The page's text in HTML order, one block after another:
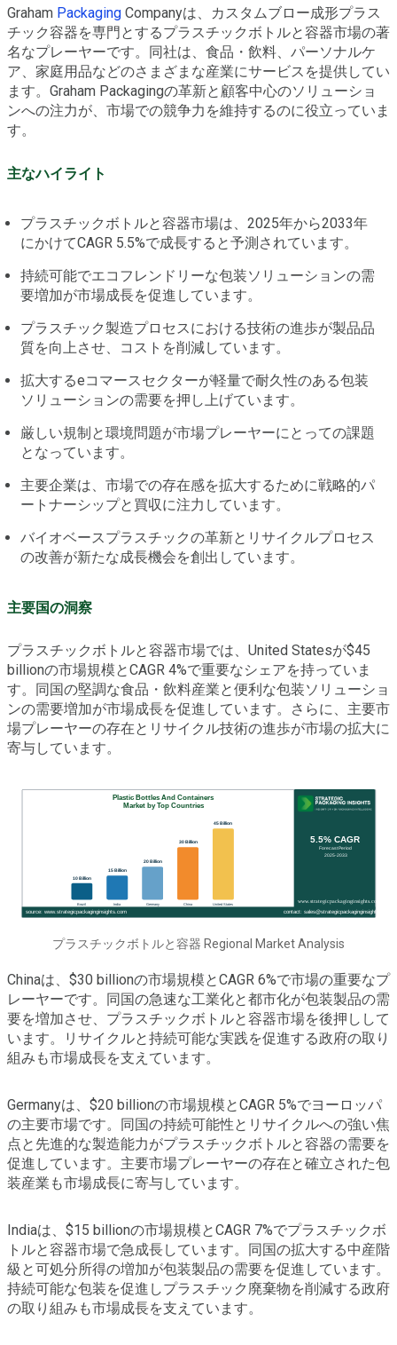
Graham Packaging Companyは、カスタムブロー成形プラス
チック容器を専門とするプラスチックボトルと容器市場の著
名なプレーヤーです。同社は、食品・飲料、パーソナルケ
ア、家庭用品などのさまざまな産業にサービスを提供してい
ます。Graham Packagingの革新と顧客中心のソリューショ
ンへの注力が、市場での競争力を維持するのに役立っていま
す。
主なハイライト
プラスチックボトルと容器市場は、2025年から2033年
にかけてCAGR 5.5%で成長すると予測されています。
持続可能でエコフレンドリーな包装ソリューションの需
要増加が市場成長を促進しています。
プラスチック製造プロセスにおける技術の進歩が製品品
質を向上させ、コストを削減しています。
拡大するeコマースセクターが軽量で耐久性のある包装
ソリューションの需要を押し上げています。
厳しい規制と環境問題が市場プレーヤーにとっての課題
となっています。
主要企業は、市場での存在感を拡大するために戦略的パ
ートナーシップと買収に注力しています。
バイオベースプラスチックの革新とリサイクルプロセス
の改善が新たな成長機会を創出しています。
主要国の洞察
プラスチックボトルと容器市場では、United Statesが$45
billionの市場規模とCAGR 4%で重要なシェアを持っていま
す。同国の堅調な食品・飲料産業と便利な包装ソリューショ
ンの需要増加が市場成長を促進しています。さらに、主要市
場プレーヤーの存在とリサイクル技術の進歩が市場の拡大に
寄与しています。
プラスチックボトルと容器 Regional Market Analysis
Chinaは、$30 billionの市場規模とCAGR 6%で市場の重要なプ
レーヤーです。同国の急速な工業化と都市化が包装製品の需
要を増加させ、プラスチックボトルと容器市場を後押しして
います。リサイクルと持続可能な実践を促進する政府の取り
組みも市場成長を支えています。
Germanyは、$20 billionの市場規模とCAGR 5%でヨーロッパ
の主要市場です。同国の持続可能性とリサイクルへの強い焦
点と先進的な製造能力がプラスチックボトルと容器の需要を
促進しています。主要市場プレーヤーの存在と確立された包
装産業も市場成長に寄与しています。
Indiaは、$15 billionの市場規模とCAGR 7%でプラスチックボ
トルと容器市場で急成長しています。同国の拡大する中産階
級と可処分所得の増加が包装製品の需要を促進しています。
持続可能な包装を促進しプラスチック廃棄物を削減する政府
の取り組みも市場成長を支えています。